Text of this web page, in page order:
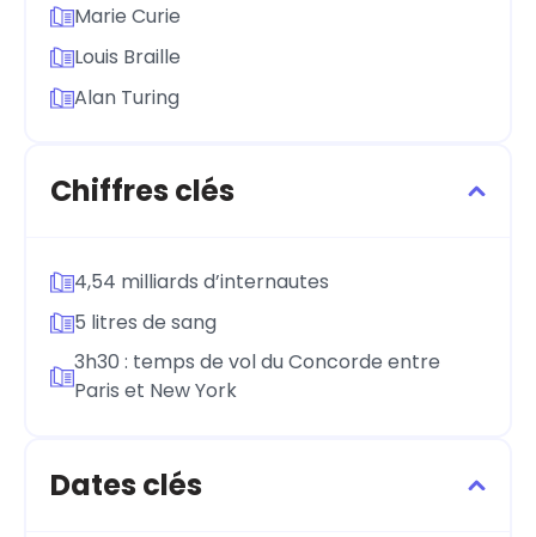
Marie Curie
Louis Braille
Alan Turing
Chiffres clés
4,54 milliards d’internautes
5 litres de sang
3h30 : temps de vol du Concorde entre
Paris et New York
Dates clés